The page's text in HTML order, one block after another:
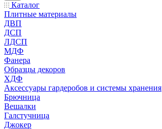
Каталог
Плитные материалы
ДВП
ДСП
ЛДСП
МДФ
Фанера
Образцы декоров
ХДФ
Аксессуары гардеробов и системы хранения
Брючница
Вешалки
Галстучница
Джокер